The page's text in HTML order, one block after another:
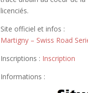
licenciés.
Site officiel et infos :
Martigny – Swiss Road
Inscriptions : Inscription
Informations :